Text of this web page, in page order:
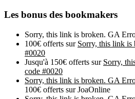
Les bonus des bookmakers
Sorry, this link is broken. GA
100€ offerts sur Sorry, this link is
#0020
Jusqu'à 150€ offerts sur Sorry,
code #0020
Sorry, this link is broken. GA
100€ offerts sur JoaOnline